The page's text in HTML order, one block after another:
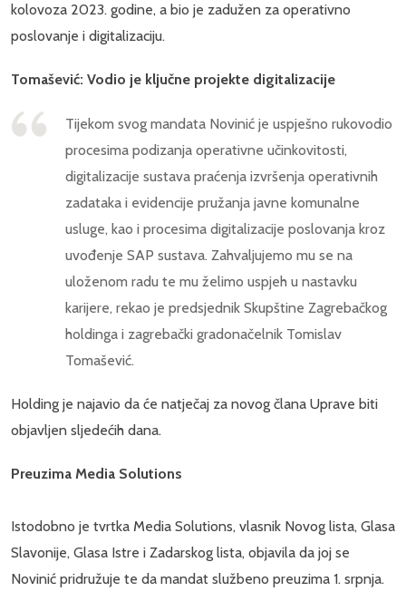
kolovoza 2023. godine, a bio je zadužen za operativno
poslovanje i digitalizaciju.
Tomašević: Vodio je ključne projekte digitalizacije
Tijekom svog mandata Novinić je uspješno rukovodio
procesima podizanja operativne učinkovitosti,
digitalizacije sustava praćenja izvršenja operativnih
zadataka i evidencije pružanja javne komunalne
usluge, kao i procesima digitalizacije poslovanja kroz
uvođenje SAP sustava. Zahvaljujemo mu se na
uloženom radu te mu želimo uspjeh u nastavku
karijere, rekao je predsjednik Skupštine Zagrebačkog
holdinga i zagrebački gradonačelnik Tomislav
Tomašević.
Holding je najavio da će natječaj za novog člana Uprave biti
objavljen sljedećih dana.
Preuzima Media Solutions
Istodobno je tvrtka Media Solutions, vlasnik Novog lista, Glasa
Slavonije, Glasa Istre i Zadarskog lista, objavila da joj se
Novinić pridružuje te da mandat službeno preuzima 1. srpnja.